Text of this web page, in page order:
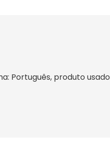
Português, produto usado